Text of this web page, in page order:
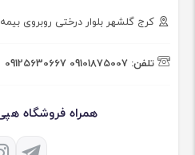
کرج گلشهر بلوار درختی روبروی
تلفن: 09101875007
09125630667
همراه فروشگاه